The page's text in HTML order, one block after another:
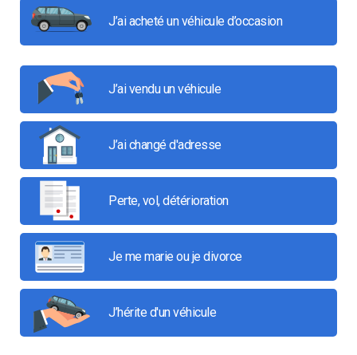
J’ai acheté un véhicule d’occasion
J’ai vendu un véhicule
J’ai changé d'adresse
Perte, vol, détérioration
Je me marie ou je divorce
J’hérite d'un véhicule